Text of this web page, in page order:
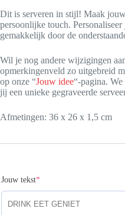
Dit is serveren in stijl! Maak
persoonlijke touch.
gemakkelijk door de
Wil je nog andere wijzigingen
opmerkingenveld zo uitgebreid
op onze “Jouw idee“-pagina.
jij een unieke gegraveerde
Afmetingen: 36 x 26 x 1,5 cm
Jouw tekst*